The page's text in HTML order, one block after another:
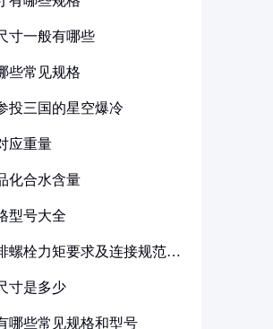
寸一般有哪些
些常见规格
投三国的星空爆冷
应重量
化合水含量
型号大全
螺栓力矩要求及连接规范详
寸是多少
哪些常见规格和型号